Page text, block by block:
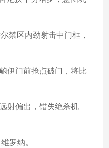
禁区内劲射击中门框，
伊门前抢点破门，将比
射偏出，错失绝杀机
罗纳。